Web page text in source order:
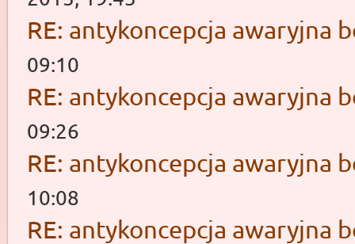
RE: antykoncepcja awaryjna
09:10
RE: antykoncepcja awaryjna
09:26
RE: antykoncepcja awaryjna
10:08
RE: antykoncepcja awaryjna